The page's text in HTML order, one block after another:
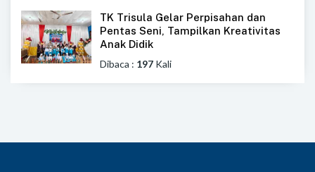
TK Trisula Gelar Perpisahan dan
Pentas Seni, Tampilkan Kreativitas
Anak Didik
Dibaca : 197 Kali